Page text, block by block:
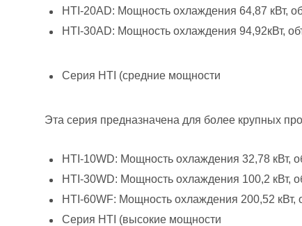
HTI-20AD: Мощность охлаждения 64,87 кВт,
HTI-30AD: Мощность охлаждения 94,92кВт,
Серия HTI (средние мощности
Эта серия предназначена для более крупных
HTI-10WD: Мощность охлаждения 32,78 кВт,
HTI-30WD: Мощность охлаждения 100,2 кВт,
HTI-60WF: Мощность охлаждения 200,52 кВт,
Серия HTI (высокие мощности